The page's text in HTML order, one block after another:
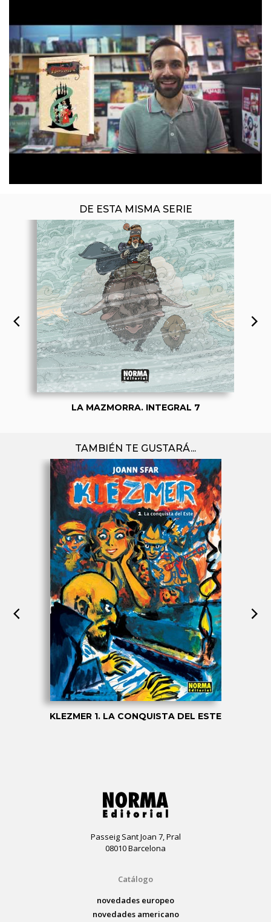
DE ESTA MISMA SERIE
ÚLTIMO NÚMERO PUBLICADO
LA MAZMORRA. INTEGRAL 7
TAMBIÉN TE GUSTARÁ...
KLEZMER 1. LA CONQUISTA DEL ESTE
Passeig Sant Joan 7, Pral
08010 Barcelona
Catálogo
novedades europeo
novedades americano